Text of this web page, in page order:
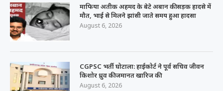
माफिया अतीक अहमद के बेटे अबान की सड़क हादसे में
मौत, भाई से मिलने झांसी जाते समय हुआ हादसा
August 6, 2026
CGPSC भर्ती घोटाला: हाईकोर्ट ने पूर्व सचिव जीवन
किशोर ध्रुव की जमानत खारिज की
August 6, 2026